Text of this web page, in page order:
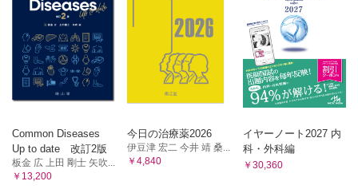
Common Diseases
Up to date 改訂2版
板金 広 上田 剛士 矢吹...
￥13,200
今日の治療薬2026
伊豆津 宏二 今井 靖 桑...
￥4,840
イヤーノート2027 内
科・外科編
￥30,360